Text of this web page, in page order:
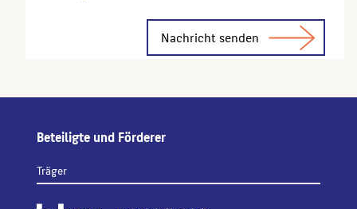
Beteiligte und Förderer
Träger